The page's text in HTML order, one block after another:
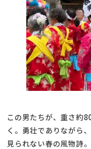
この男たちが、重さ約
く。勇壮でありながら
見られない春の風物詩